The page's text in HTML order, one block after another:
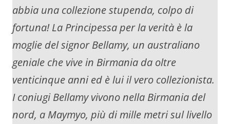
abbia una collezione stupenda, colpo di
fortuna! La Principessa per la verità è la
moglie del signor Bellamy, un australiano
geniale che vive in Birmania da oltre
venticinque anni ed è lui il vero collezionista.
I coniugi Bellamy vivono nella Birmania del
nord, a Maymyo, più di mille metri sul livello